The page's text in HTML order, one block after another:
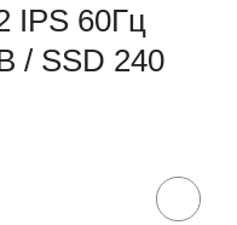
IPS 60Гц
/ SSD 240